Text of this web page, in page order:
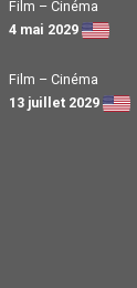
Film – Cinéma
4 mai 2029
Film – Cinéma
13 juillet 2029